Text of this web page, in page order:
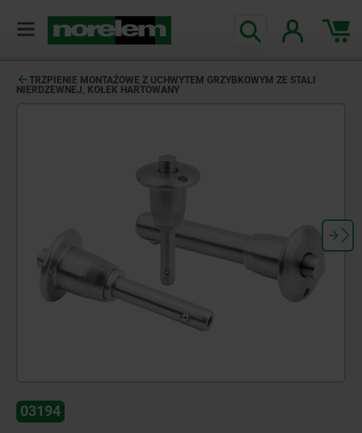
TRZPIENIE MONTAŻOWE Z UCHWYTEM GRZYBKOWYM ZE STALI
NIERDZEWNEJ, KOŁEK HARTOWANY
03194